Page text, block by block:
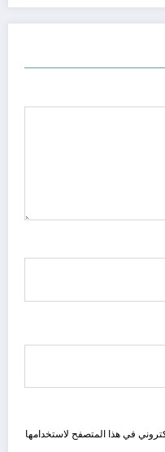
في هذا المتصفح لاستخدامها